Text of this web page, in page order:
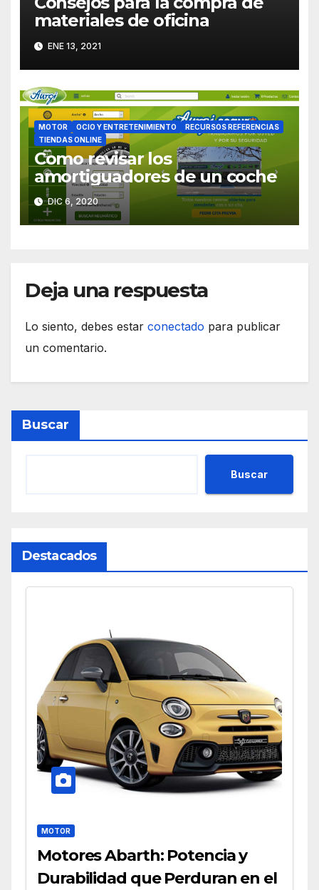
materiales de oficina
ENE 13, 2021
MOTOR OCIO Y ENTRETENIMIENTO
RECURSOS REFERENCIAS
TIENDAS ONLINE
Como revisar los
amortiguadores de un coche
DIC 6, 2020
Deja una respuesta
Lo siento, debes estar conectado para publicar
un comentario.
Buscar
Buscar
Destacados
MOTOR
Motores Abarth: Potencia y
Durabilidad que Perduran en el